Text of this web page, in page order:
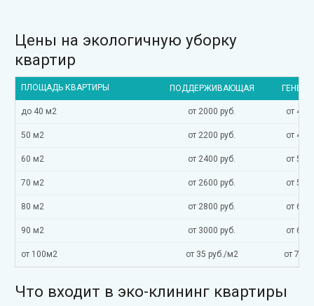
Цены на экологичную уборку
квартир
ПЛОЩАДЬ КВАРТИРЫ ПОДДЕРЖИВАЮЩАЯ
до 40 м2 от 2000 руб. от
50 м2 от 2200 руб. от
60 м2 от 2400 руб. от
70 м2 от 2600 руб. от
80 м2 от 2800 руб. от
90 м2 от 3000 руб. от
от 100м2 от 35 руб./м2 от 70
Что входит в эко-клининг квартиры